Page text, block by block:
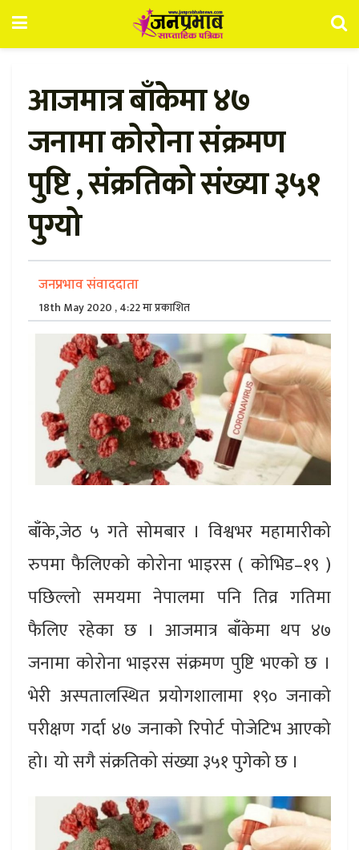
आजमात्र बाँकेमा ४७
जनामा कोरोना संक्रमण
पुष्टि , संक्रतिको संख्या ३५१
पुग्यो
जनप्रभाव संवाददाता
18th May 2020 , 4:22 मा प्रकाशित
बाँके,जेठ ५ गते सोमबार । विश्वभर महामारीको
रुपमा फैलिएको कोरोना भाइरस ( कोभिड–१९ )
पछिल्लो समयमा नेपालमा पनि तिव्र गतिमा
फैलिए रहेका छ । आजमात्र बाँकेमा थप ४७
जनामा कोरोना भाइरस संक्रमण पुष्टि भएको छ ।
भेरी अस्पतालस्थित प्रयोगशालामा १९० जनाको
परीक्षण गर्दा ४७ जनाको रिपोर्ट पोजेटिभ आएको
हो। यो सगै संक्रतिको संख्या ३५१ पुगेको छ ।